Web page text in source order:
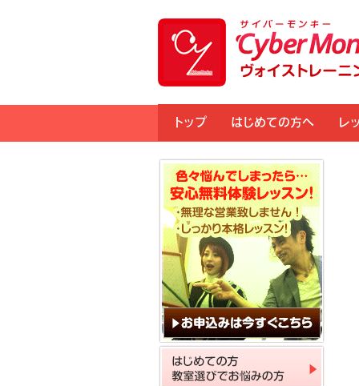
トップ はじめての方へ レ